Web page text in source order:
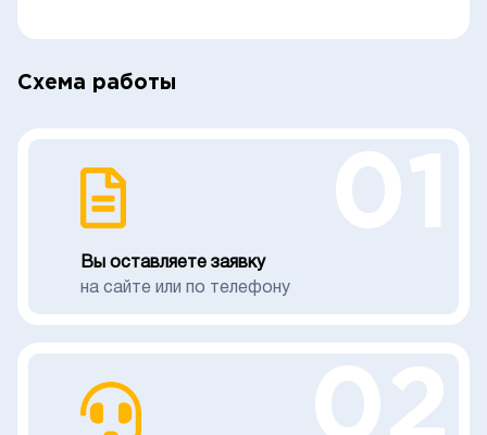
Схема работы
Вы оставляете заявку
на сайте или по телефону